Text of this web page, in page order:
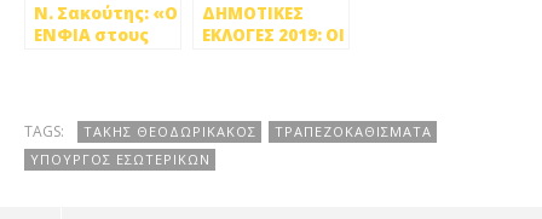
Ν. Σακούτης: «Ο
ΕΝΦΙΑ στους
ΔΗΜΟΤΙΚΕΣ
ΕΚΛΟΓΕΣ 2019: ΟΙ
ΔΗΜΟΥΣ ΤΗΣ
ΔΥΤΙΚΗΣ
ΑΘΗΝΑΣ
TAGS: ΤΑΚΗΣ ΘΕΟΔΩΡΙΚΑΚΟΣ
ΤΡΑΠΕΖΟΚΑΘΙΣΜΑΤΑ
ΥΠΟΥΡΓΟΣ ΕΣΩΤΕΡΙΚΩΝ